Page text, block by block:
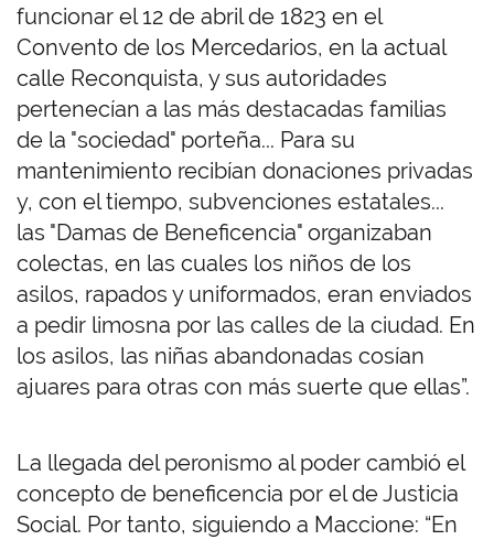
funcionar el 12 de abril de 1823 en el
Convento de los Mercedarios, en la actual
calle Reconquista, y sus autoridades
pertenecían a las más destacadas familias
de la "sociedad" porteña... Para su
mantenimiento recibían donaciones privadas
y, con el tiempo, subvenciones estatales...
las "Damas de Beneficencia" organizaban
colectas, en las cuales los niños de los
asilos, rapados y uniformados, eran enviados
a pedir limosna por las calles de la ciudad. En
los asilos, las niñas abandonadas cosían
ajuares para otras con más suerte que ellas”.
La llegada del peronismo al poder cambió el
concepto de beneficencia por el de Justicia
Social. Por tanto, siguiendo a Maccione: “En